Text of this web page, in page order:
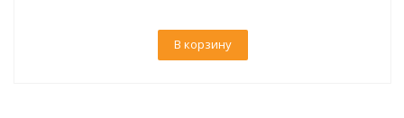
В корзину